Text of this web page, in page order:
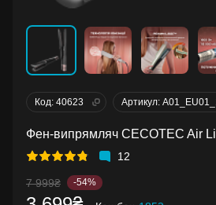
Код: 40623 Артикул:
Фен-випрямляч CECOTEC Air
12
7 999₴ -54%